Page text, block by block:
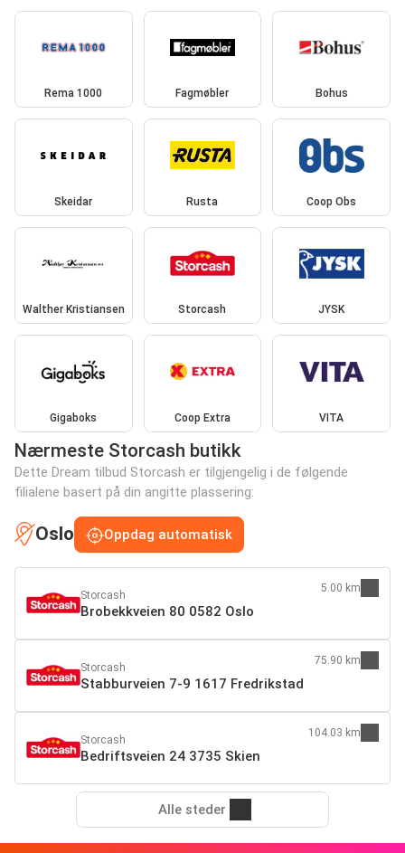
Rema 1000 Fagmøbler Bohus
Skeidar Rusta Coop Obs
Walther Kristiansen Storcash JYSK
Gigaboks Coop Extra VITA
Nærmeste Storcash butikk
Dette Dream tilbud Storcash er tilgjengelig i de følgende
filialene basert på din angitte plassering:
Oslo Oppdag automatisk
Storcash
Brobekkveien 80 0582 Oslo
5.00 km
Storcash
Stabburveien 7-9 1617 Fredrikstad
75.90 km
Storcash
Bedriftsveien 24 3735 Skien
104.03 km
Alle steder